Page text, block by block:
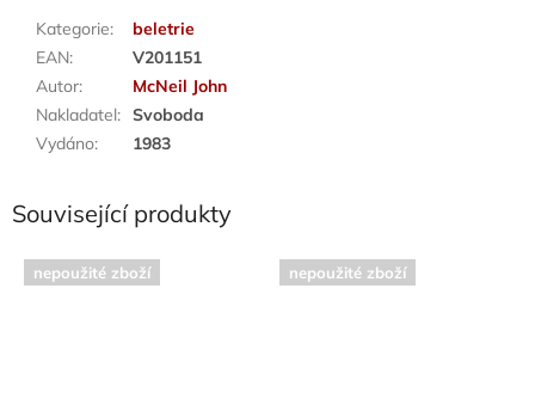
Kategorie:
beletrie
EAN:
V201151
Autor:
McNeil John
Nakladatel: Svoboda
Vydáno: 1983
Související produkty
nepoužité zboží nepoužité zboží